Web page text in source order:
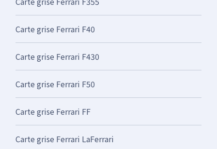
Carte grise Ferrari F40
Carte grise Ferrari F430
Carte grise Ferrari F50
Carte grise Ferrari FF
Carte grise Ferrari LaFerrari